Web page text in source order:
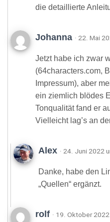
die detaillierte
Johanna · 22. Mai
Jetzt habe ich zwar
(64characters.com,
Impressum), aber
ein ziemlich blödes
Tonqualität fand er
Vielleicht lag’s an
Alex · 24. Juni 2022
Danke, habe den
„Quellen“ ergänzt.
rolf · 19. Oktober